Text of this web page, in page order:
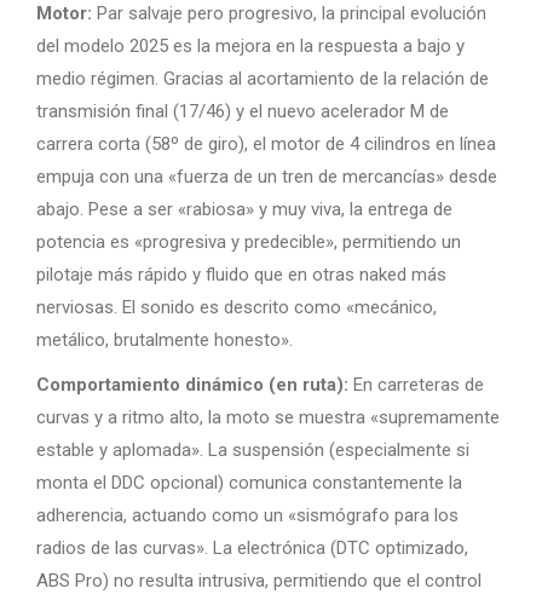
Motor: Par salvaje pero progresivo, la principal evolución
del modelo 2025 es la mejora en la respuesta a bajo y
medio régimen. Gracias al acortamiento de la relación de
transmisión final (17/46) y el nuevo acelerador M de
carrera corta (58º de giro), el motor de 4 cilindros en línea
empuja con una «fuerza de un tren de mercancías» desde
abajo. Pese a ser «rabiosa» y muy viva, la entrega de
potencia es «progresiva y predecible», permitiendo un
pilotaje más rápido y fluido que en otras naked más
nerviosas. El sonido es descrito como «mecánico,
metálico, brutalmente honesto».
Comportamiento dinámico (en ruta): En carreteras de
curvas y a ritmo alto, la moto se muestra «supremamente
estable y aplomada». La suspensión (especialmente si
monta el DDC opcional) comunica constantemente la
adherencia, actuando como un «sismógrafo para los
radios de las curvas». La electrónica (DTC optimizado,
ABS Pro) no resulta intrusiva, permitiendo que el control